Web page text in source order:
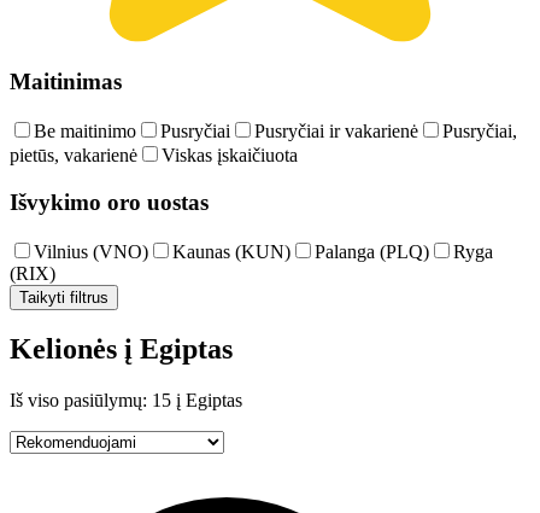
Maitinimas
Be maitinimo Pusryčiai Pusryčiai ir vakarienė
Pusryčiai,
pietūs, vakarienė
Viskas įskaičiuota
Išvykimo oro uostas
Vilnius (VNO) Kaunas (KUN) Palanga (PLQ)
Ryga
(RIX)
Taikyti filtrus
Kelionės į Egiptas
Iš viso pasiūlymų: 15 į Egiptas